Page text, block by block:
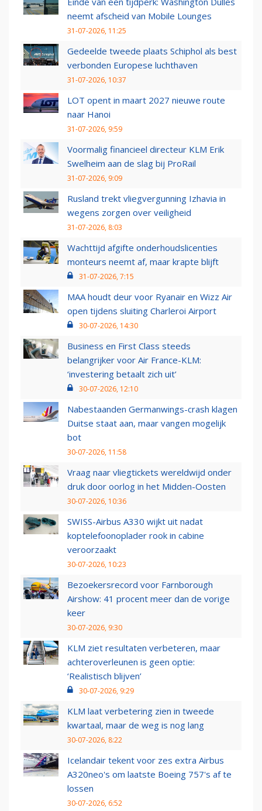
neemt afscheid van Mobile Lounges
31-07-2026, 11:25
Gedeelde tweede plaats Schiphol als best
verbonden Europese luchthaven
31-07-2026, 10:37
LOT opent in maart 2027 nieuwe route
naar Hanoi
31-07-2026, 9:59
Voormalig financieel directeur KLM Erik
Swelheim aan de slag bij ProRail
31-07-2026, 9:09
Rusland trekt vliegvergunning Izhavia in
wegens zorgen over veiligheid
31-07-2026, 8:03
Wachttijd afgifte onderhoudslicenties
monteurs neemt af, maar krapte blijft
31-07-2026, 7:15
MAA houdt deur voor Ryanair en Wizz Air
open tijdens sluiting Charleroi Airport
30-07-2026, 14:30
Business en First Class steeds
belangrijker voor Air France-KLM:
‘investering betaalt zich uit’
30-07-2026, 12:10
Nabestaanden Germanwings-crash klagen
Duitse staat aan, maar vangen mogelijk
bot
30-07-2026, 11:58
Vraag naar vliegtickets wereldwijd onder
druk door oorlog in het Midden-Oosten
30-07-2026, 10:36
SWISS-Airbus A330 wijkt uit nadat
koptelefoonoplader rook in cabine
veroorzaakt
30-07-2026, 10:23
Bezoekersrecord voor Farnborough
Airshow: 41 procent meer dan de vorige
keer
30-07-2026, 9:30
KLM ziet resultaten verbeteren, maar
achteroverleunen is geen optie:
‘Realistisch blijven’
30-07-2026, 9:29
KLM laat verbetering zien in tweede
kwartaal, maar de weg is nog lang
30-07-2026, 8:22
Icelandair tekent voor zes extra Airbus
A320neo's om laatste Boeing 757's af te
lossen
30-07-2026, 6:52